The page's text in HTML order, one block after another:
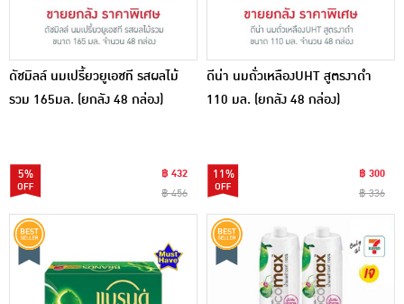
ดัชมิลล์ นมเปรี้ยวยูเอชที รสผลไม้
รวม 165มล. (ยกลัง 48 กล่อง)
5%
฿ 432
฿ 456
ดีน่า นมถั่วเหลืองUHT สูตรงาดำ
110 มล. (ยกลัง 48 กล่อง)
11%
฿ 300
฿ 336